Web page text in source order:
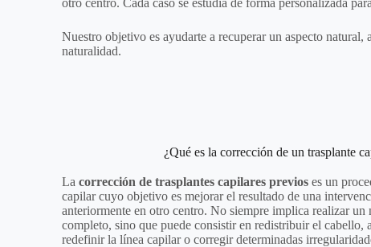
otro centro. Cada caso se estudia de forma personalizada
Nuestro objetivo es ayudarte a recuperar un aspecto
naturalidad.
¿Qué es la corrección de un trasplante
Lacorrección de trasplantes capilares previos es un
capilar cuyo objetivo es mejorar el resultado de una
anteriormente en otro centro. No siempre implica realizar un
completo, sino que puede consistir en redistribuir el cabello,
redefinir la línea capilar o corregir determinadas